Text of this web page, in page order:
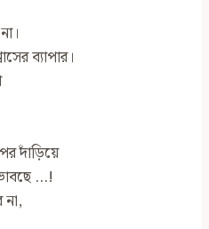
ব্যাপার।
দাঁড়িয়ে
…!
না,